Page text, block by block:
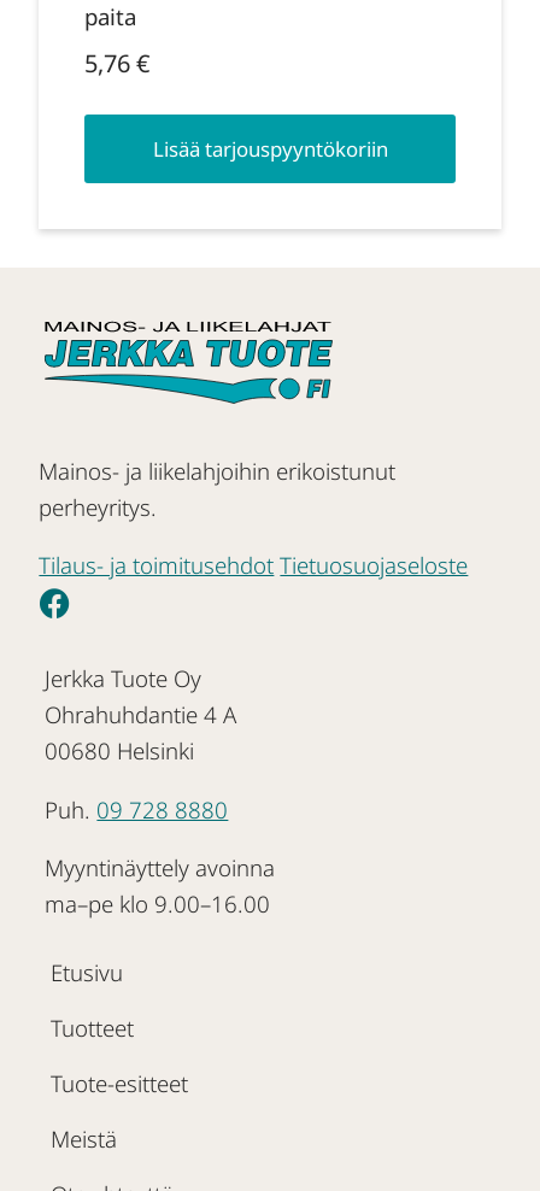
paita
5,76€
Lisää tarjouspyyntökoriin
Mainos- ja liikelahjoihin erikoistunut
perheyritys.
Tilaus- ja toimitusehdot Tietuosuojaseloste
Jerkka Tuote Oy
Ohrahuhdantie 4 A
00680 Helsinki
Puh. 09 728 8880
Myyntinäyttely avoinna
ma–pe klo 9.00–16.00
Etusivu
Tuotteet
Tuote-esitteet
Meistä